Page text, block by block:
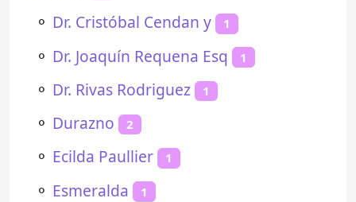
⚬ Dr. Cristóbal Cendan y 1
⚬ Dr. Joaquín Requena Esq 1
⚬ Dr. Rivas Rodriguez 1
⚬ Durazno 2
⚬ Ecilda Paullier 1
⚬ Esmeralda 1